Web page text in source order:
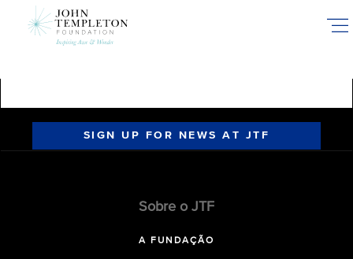
SIGN UP FOR NEWS AT JTF
Sobre o JTF
A FUNDAÇÃO